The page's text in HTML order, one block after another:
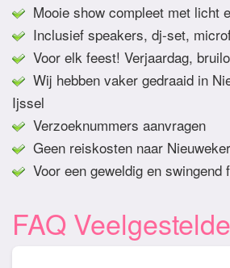
Mooie show compleet met licht
Inclusief speakers, dj-set,
Voor elk feest! Verjaardag,
Wij hebben vaker gedraaid in
Ijssel
Verzoeknummers aanvragen
Geen reiskosten naar
Voor een geweldig en swingend
FAQ